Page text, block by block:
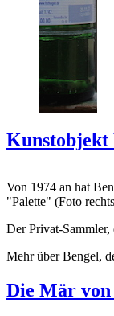
Kunstobjekt
Von 1974 an hat
"Palette" (Foto
Der Privat-Sammler,
Mehr über Bengel,
Die Mär